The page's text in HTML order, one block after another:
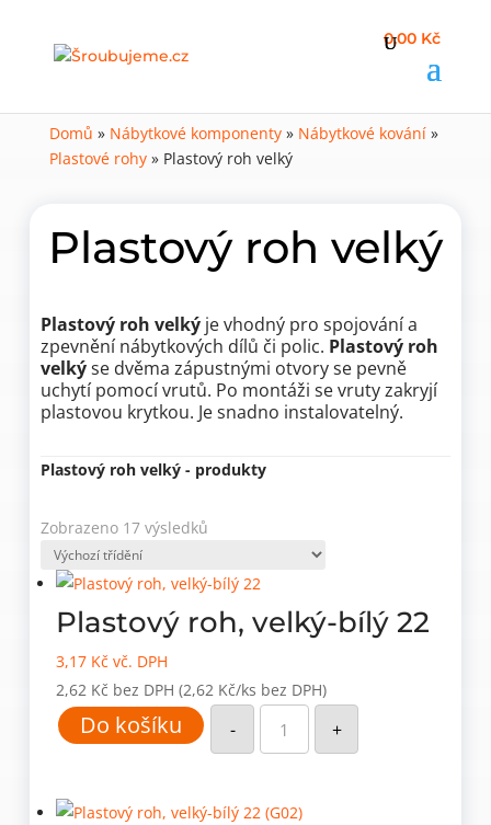
0,00 Kč
Domů » Nábytkové komponenty» Nábytkové kování»
Plastové rohy» Plastový roh velký
Plastový roh velký
Plastový roh velký je vhodný pro spojování a
zpevnění nábytkových dílů či polic. Plastový roh
velkýse dvěma zápustnými otvory se pevně
uchytí pomocí vrutů. Po montáži se vruty zakryjí
plastovou krytkou. Je snadno instalovatelný.
Plastový roh velký - produkty
Zobrazeno 17 výsledků
Plastový roh, velký-bílý 22
3,17 Kč vč. DPH
2,62 Kč bez DPH (2,62 Kč/ks bez DPH)
Do košíku -
Plastový
roh,
velký-
bílý
+